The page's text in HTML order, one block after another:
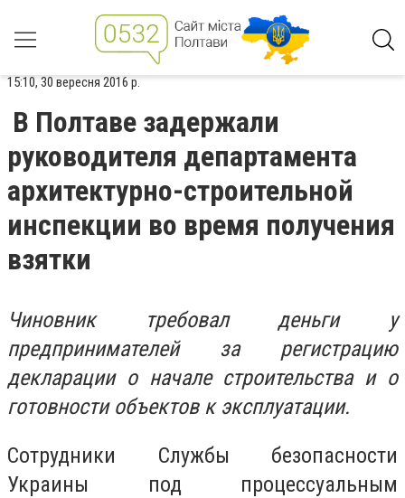
15:10, 30 вересня 2016 р.
В Полтаве задержали
руководителя департамента
архитектурно-строительной
инспекции во время получения
взятки
Чиновник требовал деньги у
предпринимателей за регистрацию
декларации о начале строительства и о
готовности объектов к эксплуатации.
Сотрудники Службы безопасности
Украины под процессуальным